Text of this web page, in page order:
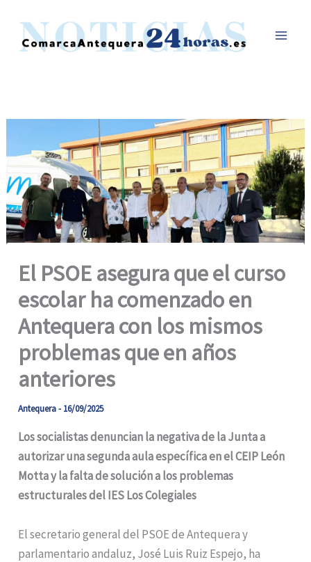
contenido
El PSOE asegura que el curso
escolar ha comenzado en
Antequera con los mismos
problemas que en años
anteriores
Antequera- 16/09/2025
Los socialistas denuncian la negativa de la Junta a
autorizar una segunda aula específica en el CEIP León
Motta y la falta de solución a los problemas
estructurales del IES Los Colegiales
El secretario general del PSOE de Antequera y
parlamentario andaluz, José Luis Ruiz Espejo, ha